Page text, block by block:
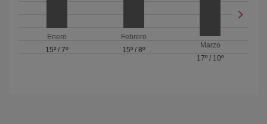
Enero
15º /7º
Febrero
15º / 8º
Marzo
17º / 10º